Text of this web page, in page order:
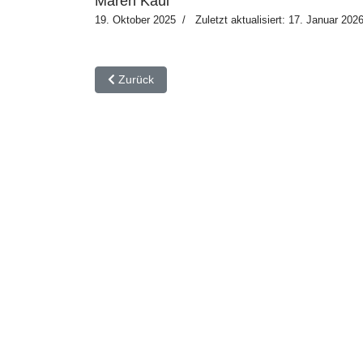
19. Oktober 2025 Zuletzt aktualisiert: 17. Januar 2026
Vorheriger Beitrag: INFO - Schulanmeldung |
Zurück